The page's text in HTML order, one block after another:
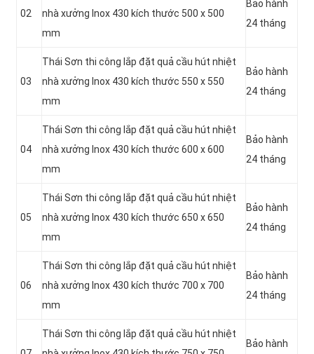
02
nhà xưởng Inox 430 kích thước 500 x 500
mm
Bảo hành
24 tháng
03
Thái Sơn thi công lắp đặt quả cầu hút nhiệt
nhà xưởng Inox 430 kích thước 550 x 550
mm
Bảo hành
24 tháng
04
Thái Sơn thi công lắp đặt quả cầu hút nhiệt
nhà xưởng Inox 430 kích thước 600 x 600
mm
Bảo hành
24 tháng
05
Thái Sơn thi công lắp đặt quả cầu hút nhiệt
nhà xưởng Inox 430 kích thước 650 x 650
mm
Bảo hành
24 tháng
06
Thái Sơn thi công lắp đặt quả cầu hút nhiệt
nhà xưởng Inox 430 kích thước 700 x 700
mm
Bảo hành
24 tháng
Thái Sơn thi công lắp đặt quả cầu hút nhiệt
Bảo hành